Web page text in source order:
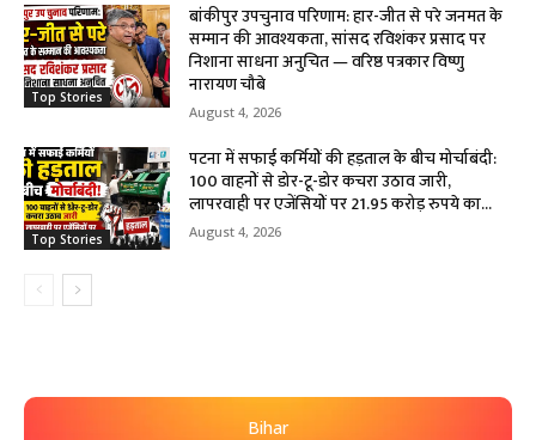
Top Stories
बांकीपुर उपचुनाव परिणाम: हार-जीत से परे जनमत के
सम्मान की आवश्यकता, सांसद रविशंकर प्रसाद पर
निशाना साधना अनुचित — वरिष्ठ पत्रकार विष्णु
नारायण चौबे
August 4, 2026
Top Stories
पटना में सफाई कर्मियों की हड़ताल के बीच मोर्चाबंदी:
100 वाहनों से डोर-टू-डोर कचरा उठाव जारी,
लापरवाही पर एजेंसियों पर 21.95 करोड़ रुपये का...
August 4, 2026
Bihar